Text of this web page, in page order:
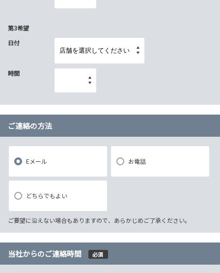
第3希望
日付
時間
ご連絡の方法
Eメール お電話
どちらでもよい
ご要望に沿えない場合もありますので、あらかじめご了承ください。
当社からのご連絡時間 必須